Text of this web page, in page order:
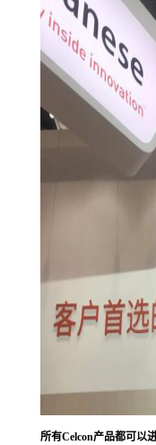
所有Celcon产品都可以